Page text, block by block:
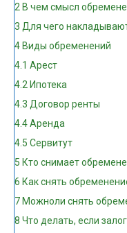
2 В чем смысл
3 Для чего
4Виды обременений
4.1 Арест
4.2 Ипотека
4.3 Договор ренты
4.4Аренда
4.5 Сервитут
5 Кто снимает
6 Как снять
7Можноли снять
8 Что делать, если